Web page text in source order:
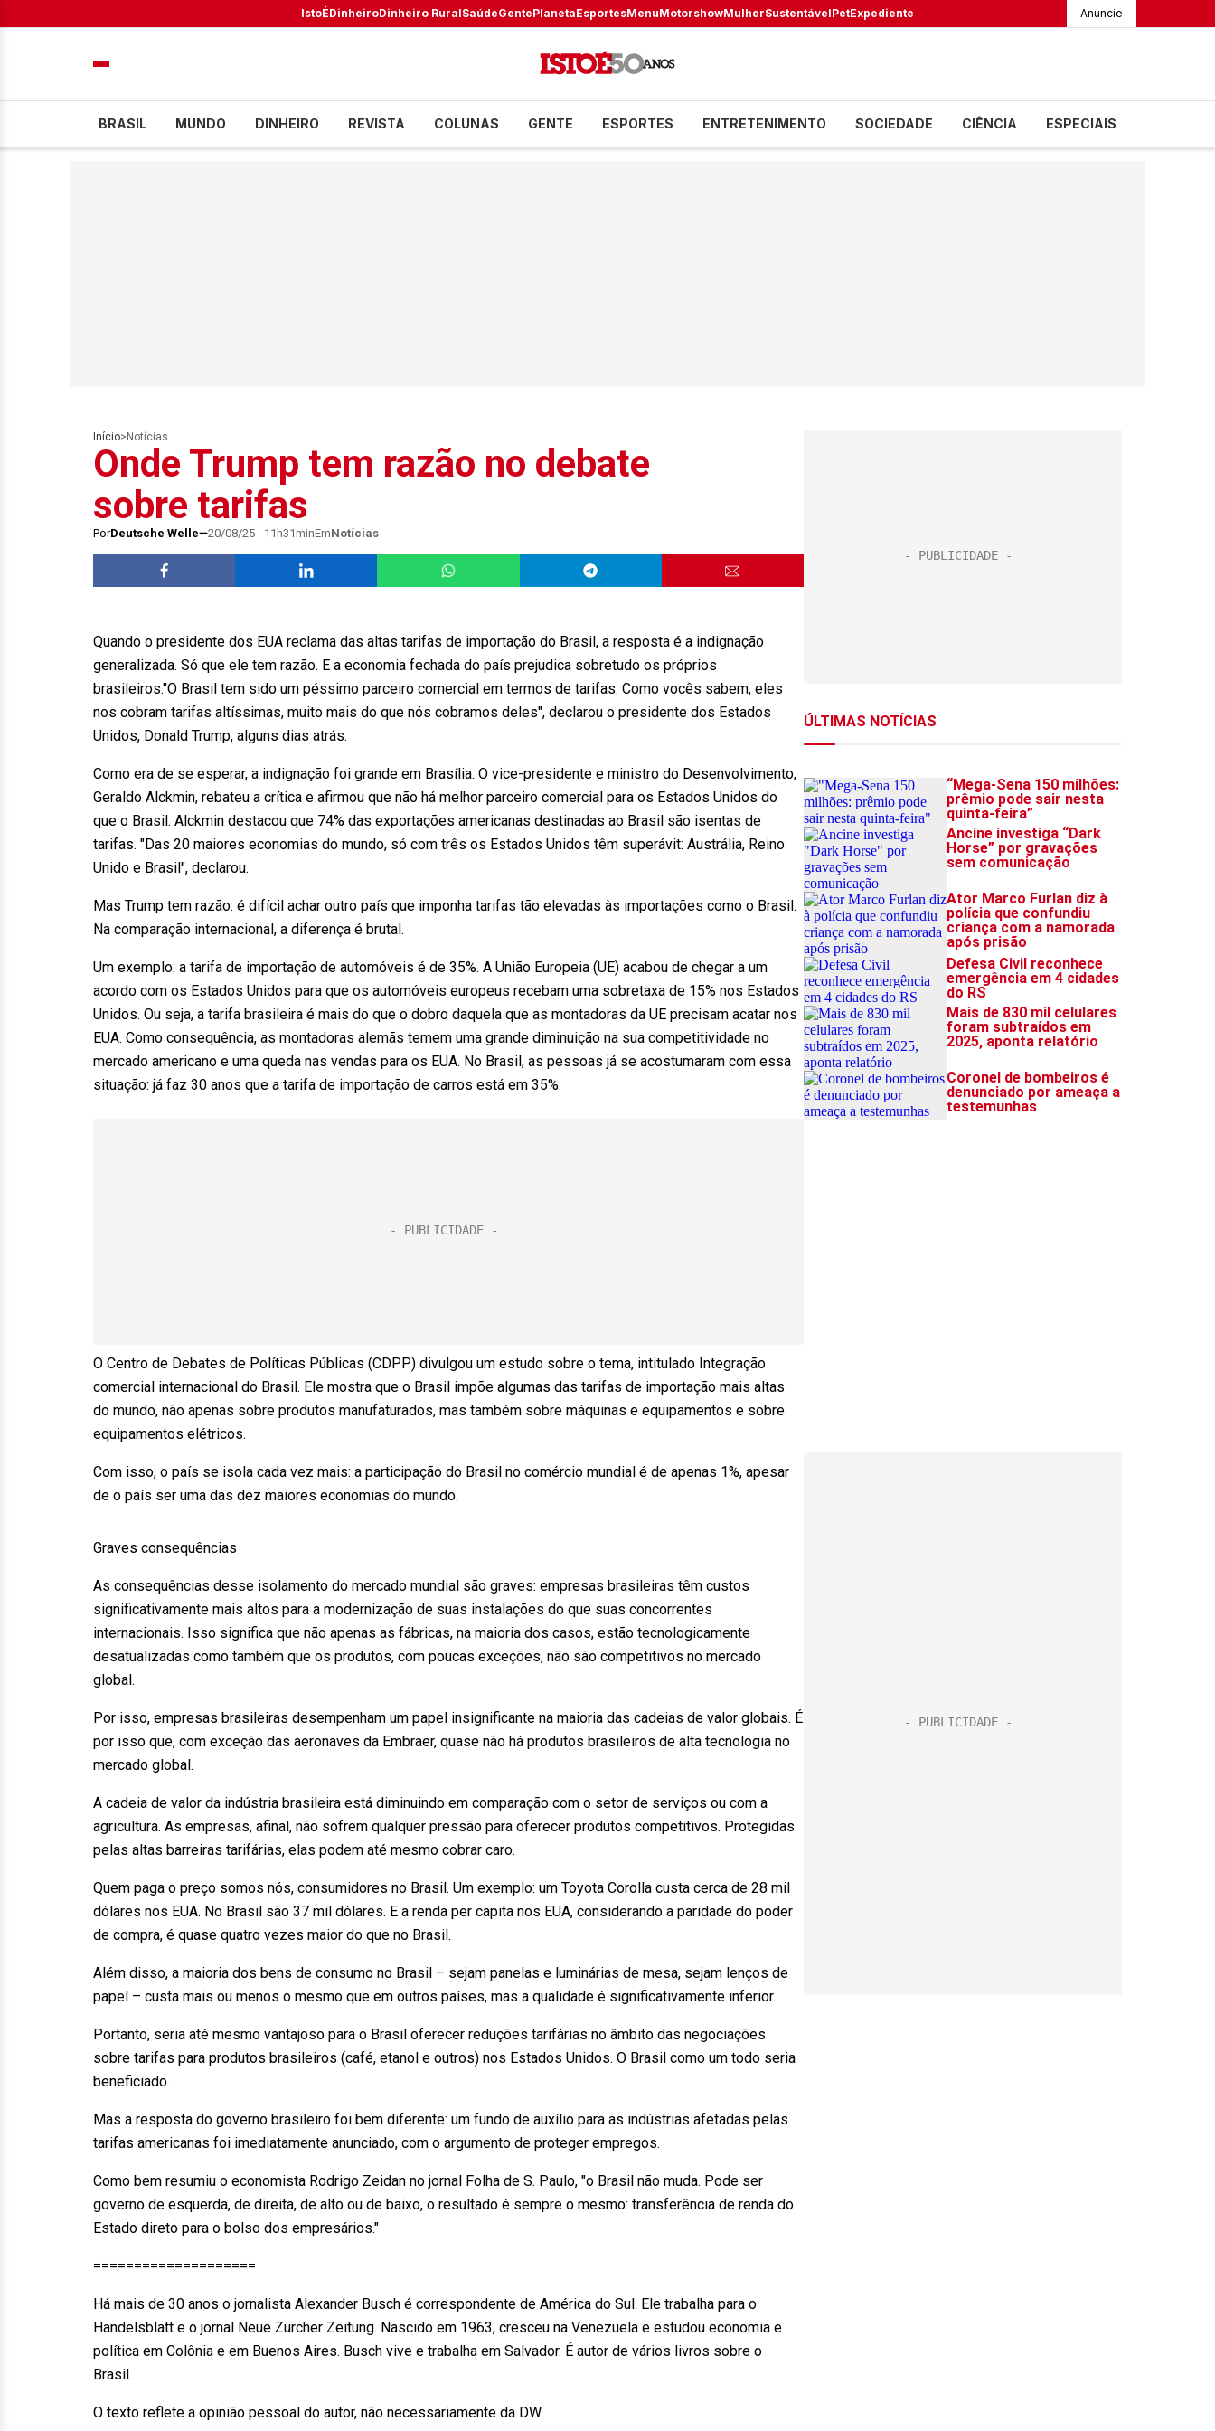
IstoÉDinheiroDinheiro RuralSaúdeGentePlanetaEsportesMenuMotorshowMulherSustentávelPetExpediente Anuncie
BRASIL MUNDO DINHEIRO REVISTA COLUNAS GENTE ESPORTES ENTRETENIMENTO SOCIEDADE CIÊNCIA ESPECIAIS
Início> Notícias
Onde Trump tem razão no debate
sobre tarifas
PorDeutsche Welle 20/08/25 - 11h31minEmNotícias
Quando o presidente dos EUA reclama das altas tarifas de importação do Brasil, a resposta é a indignação
generalizada. Só que ele tem razão. E a economia fechada do país prejudica sobretudo os próprios
brasileiros."O Brasil tem sido um péssimo parceiro comercial em termos de tarifas. Como vocês sabem, eles
nos cobram tarifas altíssimas, muito mais do que nós cobramos deles", declarou o presidente dos Estados
Unidos, Donald Trump, alguns dias atrás.
Como era de se esperar, a indignação foi grande em Brasília. O vice-presidente e ministro do Desenvolvimento,
Geraldo Alckmin, rebateu a crítica e afirmou que não há melhor parceiro comercial para os Estados Unidos do
que o Brasil. Alckmin destacou que 74% das exportações americanas destinadas ao Brasil são isentas de
tarifas. "Das 20 maiores economias do mundo, só com três os Estados Unidos têm superávit: Austrália, Reino
Unido e Brasil", declarou.
Mas Trump tem razão: é difícil achar outro país que imponha tarifas tão elevadas às importações como o Brasil.
Na comparação internacional, a diferença é brutal.
Um exemplo: a tarifa de importação de automóveis é de 35%. A União Europeia (UE) acabou de chegar a um
acordo com os Estados Unidos para que os automóveis europeus recebam uma sobretaxa de 15% nos Estados
Unidos. Ou seja, a tarifa brasileira é mais do que o dobro daquela que as montadoras da UE precisam acatar nos
EUA. Como consequência, as montadoras alemãs temem uma grande diminuição na sua competitividade no
mercado americano e uma queda nas vendas para os EUA. No Brasil, as pessoas já se acostumaram com essa
situação: já faz 30 anos que a tarifa de importação de carros está em 35%.
O Centro de Debates de Políticas Públicas (CDPP) divulgou um estudo sobre o tema, intitulado Integração
comercial internacional do Brasil. Ele mostra que o Brasil impõe algumas das tarifas de importação mais altas
do mundo, não apenas sobre produtos manufaturados, mas também sobre máquinas e equipamentos e sobre
equipamentos elétricos.
Com isso, o país se isola cada vez mais: a participação do Brasil no comércio mundial é de apenas 1%, apesar
de o país ser uma das dez maiores economias do mundo.
Graves consequências
As consequências desse isolamento do mercado mundial são graves: empresas brasileiras têm custos
significativamente mais altos para a modernização de suas instalações do que suas concorrentes
internacionais. Isso significa que não apenas as fábricas, na maioria dos casos, estão tecnologicamente
desatualizadas como também que os produtos, com poucas exceções, não são competitivos no mercado
global.
Por isso, empresas brasileiras desempenham um papel insignificante na maioria das cadeias de valor globais. É
por isso que, com exceção das aeronaves da Embraer, quase não há produtos brasileiros de alta tecnologia no
mercado global.
A cadeia de valor da indústria brasileira está diminuindo em comparação com o setor de serviços ou com a
agricultura. As empresas, afinal, não sofrem qualquer pressão para oferecer produtos competitivos. Protegidas
pelas altas barreiras tarifárias, elas podem até mesmo cobrar caro.
Quem paga o preço somos nós, consumidores no Brasil. Um exemplo: um Toyota Corolla custa cerca de 28 mil
dólares nos EUA. No Brasil são 37 mil dólares. E a renda per capita nos EUA, considerando a paridade do poder
de compra, é quase quatro vezes maior do que no Brasil.
Além disso, a maioria dos bens de consumo no Brasil – sejam panelas e luminárias de mesa, sejam lenços de
papel – custa mais ou menos o mesmo que em outros países, mas a qualidade é significativamente inferior.
Portanto, seria até mesmo vantajoso para o Brasil oferecer reduções tarifárias no âmbito das negociações
sobre tarifas para produtos brasileiros (café, etanol e outros) nos Estados Unidos. O Brasil como um todo seria
beneficiado.
Mas a resposta do governo brasileiro foi bem diferente: um fundo de auxílio para as indústrias afetadas pelas
tarifas americanas foi imediatamente anunciado, com o argumento de proteger empregos.
Como bem resumiu o economista Rodrigo Zeidan no jornal Folha de S. Paulo, "o Brasil não muda. Pode ser
governo de esquerda, de direita, de alto ou de baixo, o resultado é sempre o mesmo: transferência de renda do
Estado direto para o bolso dos empresários."
====================
Há mais de 30 anos o jornalista Alexander Busch é correspondente de América do Sul. Ele trabalha para o
Handelsblatt e o jornal Neue Zürcher Zeitung. Nascido em 1963, cresceu na Venezuela e estudou economia e
política em Colônia e em Buenos Aires. Busch vive e trabalha em Salvador. É autor de vários livros sobre o
Brasil.
O texto reflete a opinião pessoal do autor, não necessariamente da DW.